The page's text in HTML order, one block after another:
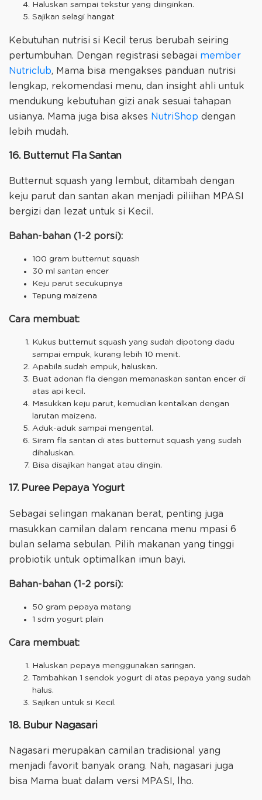
Haluskan sampai tekstur yang diinginkan.
Sajikan selagi hangat
Kebutuhan nutrisi si Kecil terus berubah seiring
pertumbuhan. Dengan registrasi sebagai member
Nutriclub, Mama bisa mengakses panduan nutrisi
lengkap, rekomendasi menu, dan insight ahli untuk
mendukung kebutuhan gizi anak sesuai tahapan
usianya. Mama juga bisa akses NutriShop dengan
lebih mudah.
16. Butternut Fla Santan
Butternut squash yang lembut, ditambah dengan
keju parut dan santan akan menjadi piliihan MPASI
bergizi dan lezat untuk si Kecil.
Bahan-bahan (1-2 porsi):
100 gram butternut squash
30 ml santan encer
Keju parut secukupnya
Tepung maizena
Cara membuat:
Kukus butternut squash yang sudah dipotong dadu
sampai empuk, kurang lebih 10 menit.
Apabila sudah empuk, haluskan.
Buat adonan fla dengan memanaskan santan encer di
atas api kecil.
Masukkan keju parut, kemudian kentalkan dengan
larutan maizena.
Aduk-aduk sampai mengental.
Siram fla santan di atas butternut squash yang sudah
dihaluskan.
Bisa disajikan hangat atau dingin.
17. Puree Pepaya Yogurt
Sebagai selingan makanan berat, penting juga
masukkan camilan dalam rencana menu mpasi 6
bulan selama sebulan. Pilih makanan yang tinggi
probiotik untuk optimalkan imun bayi.
Bahan-bahan (1-2 porsi):
50 gram pepaya matang
1 sdm yogurt plain
Cara membuat:
Haluskan pepaya menggunakan saringan.
Tambahkan 1 sendok yogurt di atas pepaya yang sudah
halus.
Sajikan untuk si Kecil.
18. Bubur Nagasari
Nagasari merupakan camilan tradisional yang
menjadi favorit banyak orang. Nah, nagasari juga
bisa Mama buat dalam versi MPASI, lho.